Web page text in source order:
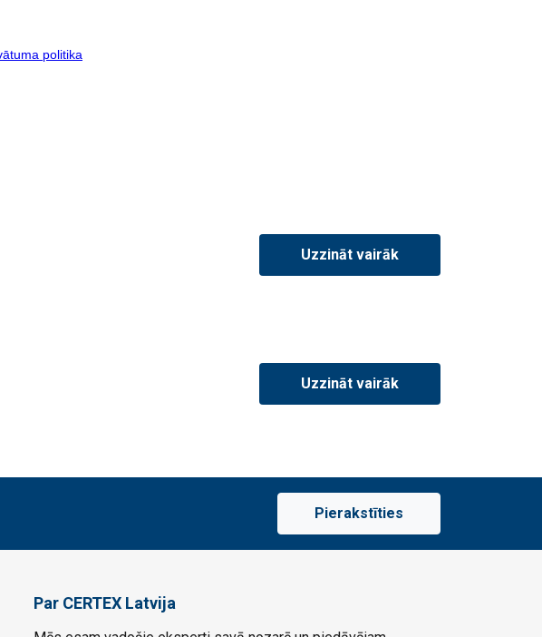
Uzzināt vairāk
Uzzināt vairāk
Pierakstīties
Par CERTEX Latvija